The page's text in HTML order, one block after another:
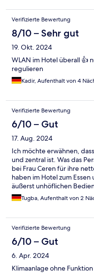
herzlich, und man fühlt
kommen sehr gerne
wärmstens
Verifizierte Bewertung
8/10 – Sehr gut
19. Okt. 2024
WLAN im Hotel überall 👍
regulieren
Kadir, Aufenthalt von 4
Verifizierte Bewertung
6/10 – Gut
17. Aug. 2024
Ich möchte erwähnen,
und zentral ist. Was das
bei Frau Ceren für ihre
haben im Hotel zum
äußerst unhöflichen
Bedienung wurden wir
Wort gewechselt. Selten
Tugba, Aufenthalt von 2
Verifizierte Bewertung
6/10 – Gut
6. Apr. 2024
Klimaanlage ohne Funktion